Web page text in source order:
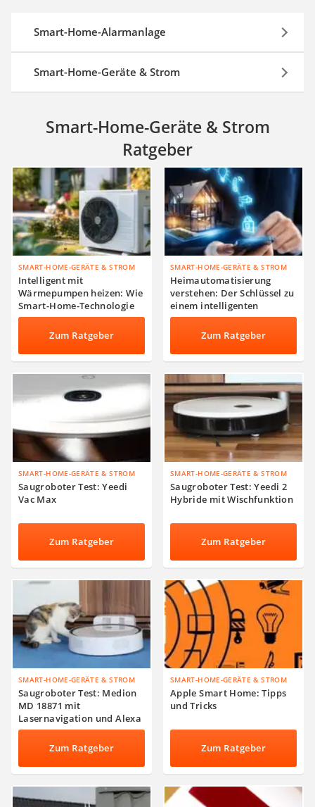
Smart-Home-Alarmanlage
Smart-Home-Geräte & Strom
Smart-Home-Geräte & Strom
Ratgeber
SMART-HOME-GERÄTE & STROM
Intelligent mit
Wärmepumpen heizen: Wie
Smart-Home-Technologie
das Heizen verbessern
Zum Ratgeber
SMART-HOME-GERÄTE & STROM
Heimautomatisierung
verstehen: Der Schlüssel zu
einem intelligenten
Zuhause
Zum Ratgeber
SMART-HOME-GERÄTE & STROM
Saugroboter Test: Yeedi
Vac Max
Zum Ratgeber
SMART-HOME-GERÄTE & STROM
Saugroboter Test: Yeedi 2
Hybride mit Wischfunktion
Zum Ratgeber
SMART-HOME-GERÄTE & STROM
Saugroboter Test: Medion
MD 18871 mit
Lasernavigation und Alexa
Zum Ratgeber
SMART-HOME-GERÄTE & STROM
Apple Smart Home: Tipps
und Tricks
Zum Ratgeber